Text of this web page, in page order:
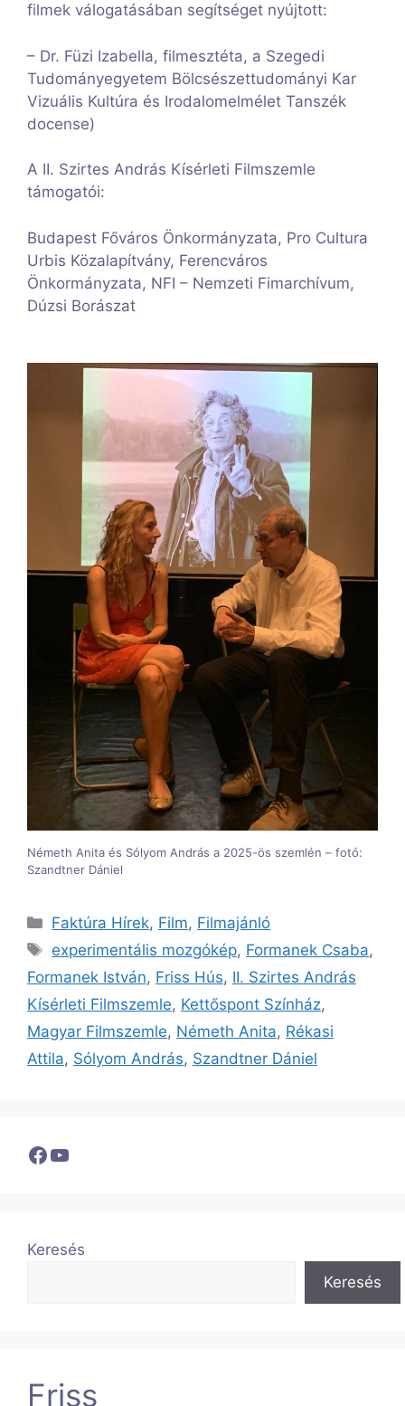
filmek válogatásában segítséget nyújtott:
– Dr. Füzi Izabella, filmesztéta, a Szegedi
Tudományegyetem Bölcsészettudományi Kar
Vizuális Kultúra és Irodalomelmélet Tanszék
docense)
A II. Szirtes András Kísérleti Filmszemle
támogatói:
Budapest Főváros Önkormányzata, Pro Cultura
Urbis Közalapítvány, Ferencváros
Önkormányzata, NFI – Nemzeti Fimarchívum,
Dúzsi Borászat
Németh Anita és Sólyom András a 2025-ös szemlén – fotó:
Szandtner Dániel
Kategória
Faktúra Hírek, Film, Filmajánló
Címkék
experimentális mozgókép, Formanek Csaba,
Formanek István, Friss Hús, II. Szirtes András
Kísérleti Filmszemle, Kettőspont Színház,
Magyar Filmszemle, Németh Anita, Rékasi
Attila, Sólyom András, Szandtner Dániel
Facebook
YouTube
Keresés
Keresés
Friss